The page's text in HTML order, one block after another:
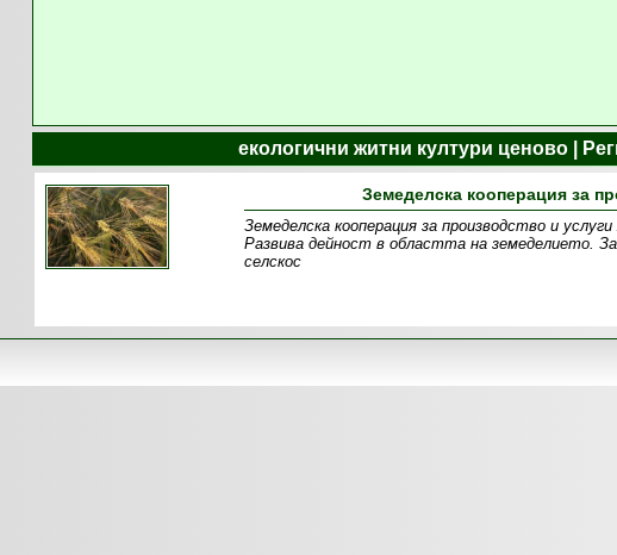
екологични житни култури ценово |
Земеделска кооперация за
Земеделска кооперация за производство и
Развива дейност в областта на земеделието.
селскос